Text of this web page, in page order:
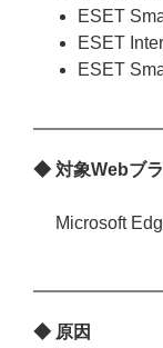
ESET
ESET
ESET
◆ 対象Webブ
Microsoft
◆ 原因